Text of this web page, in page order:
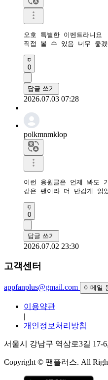
오호 특별한 이벤트라니요
직접 볼 수 있음 너무 좋겠
0
답글 쓰기
2026.07.03 07:28
polkmnmklop
이런 응원글은 언제 봐도
같은 팬이라 더 반갑게 읽
0
답글 쓰기
2026.07.02 23:30
고객센터
appfanplus@gmail.com 이메일
이용약관
|
개인정보처리방침
서울시 강남구 역삼로3길 17-
Copyright © 팬플러스. All